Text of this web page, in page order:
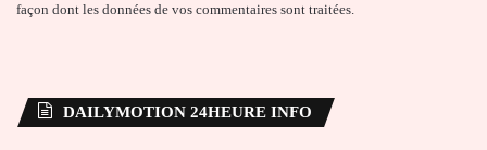
façon dont les données de vos commentaires sont traitées.
DAILYMOTION 24HEURE INFO